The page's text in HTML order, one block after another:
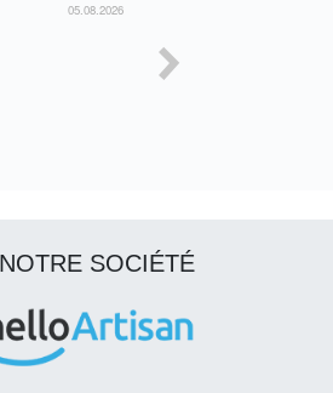
30.07.2026
cordial. En
NOTRE SOCIÉTÉ